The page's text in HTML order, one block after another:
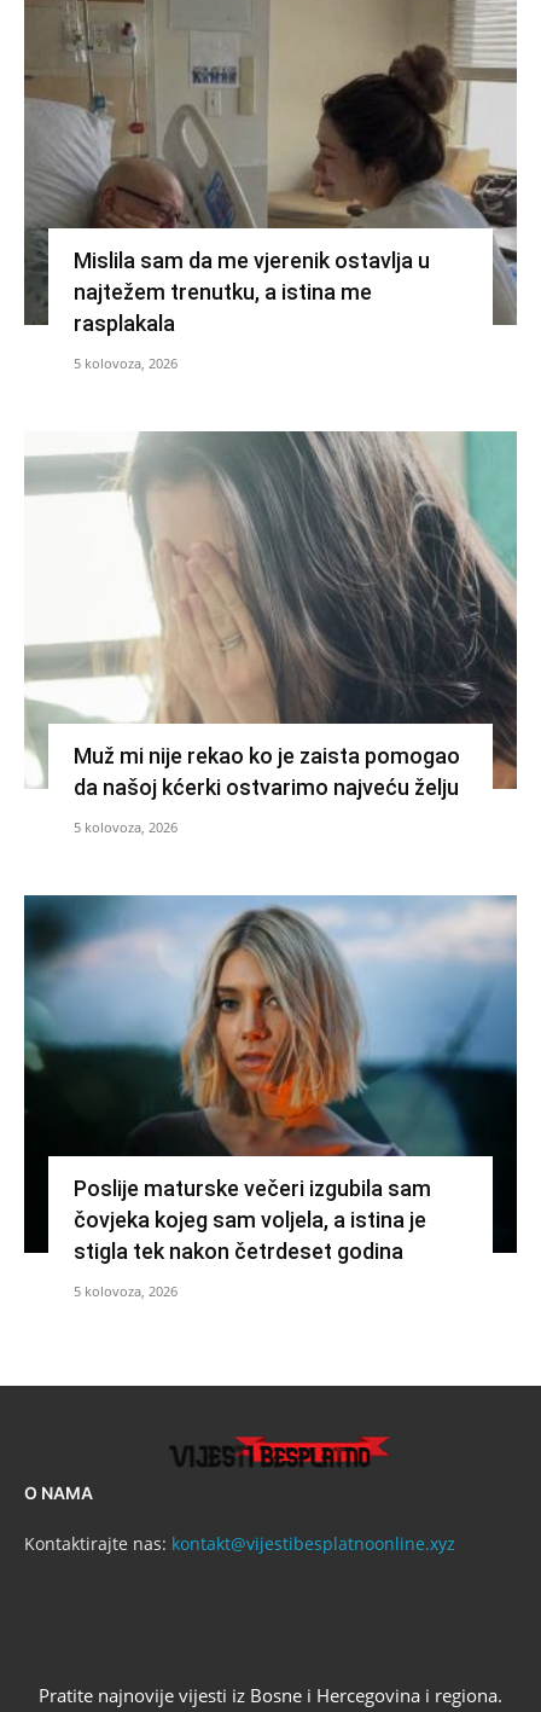
Mislila sam da me vjerenik ostavlja u
najtežem trenutku, a istina me
rasplakala
5 kolovoza, 2026
Muž mi nije rekao ko je zaista pomogao
da našoj kćerki ostvarimo najveću želju
5 kolovoza, 2026
Poslije maturske večeri izgubila sam
čovjeka kojeg sam voljela, a istina je
stigla tek nakon četrdeset godina
5 kolovoza, 2026
O NAMA
Kontaktirajte nas: kontakt@vijestibesplatnoonline.xyz
Pratite najnovije vijesti iz Bosne i Hercegovina i regiona.